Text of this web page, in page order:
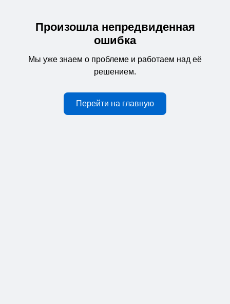
Произошла непредвиденная
ошибка
Мы уже знаем о проблеме и работаем над её
решением.
Перейти на главную